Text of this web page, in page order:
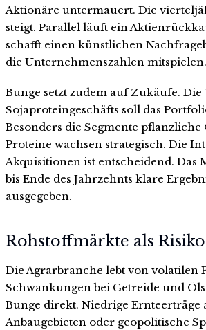
Aktionäre untermauert. Die
steigt. Parallel läuft ein
schafft einen künstlichen
die Unternehmenszahlen mitspielen.
Bunge setzt zudem auf Zukäufe.
Sojaproteingeschäfts soll das
Besonders die Segmente pflanzliche
Proteine wachsen strategisch. Die
Akquisitionen ist entscheidend. Das
bis Ende des Jahrzehnts klare
ausgegeben.
Rohstoffmärkte als
Die Agrarbranche lebt von volatilen
Schwankungen bei Getreide und
Bunge direkt. Niedrige Ernteerträge
Anbaugebieten oder geopolitische